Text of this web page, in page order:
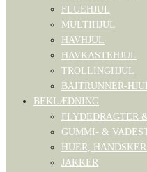
FLUEHJUL
MULTIHJUL
HAVHJUL
HAVKASTEHJUL
TROLLINGHJUL
BAITRUNNER-
BEKLÆDNING
FLYDEDRAGTER
GUMMI- &
HUER,
JAKKER